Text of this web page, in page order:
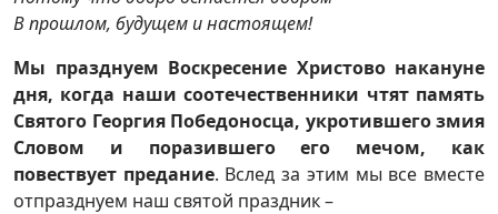
В прошлом, будущем и настоящем!
Мы празднуем Воскресение Христово накануне
дня, когда наши соотечественники чтят память
Святого Георгия Победоносца, укротившего змия
Словом и поразившего его мечом, как
повествует предание. Вслед за этим мы все вместе
отпразднуем наш святой праздник –